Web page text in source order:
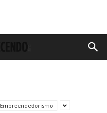
Empreendedorismo